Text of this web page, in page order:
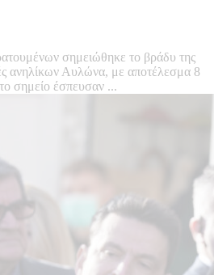
σημειώθηκε το βράδυ της
ανηλίκων Αυλώνα, με αποτέλεσμα 8
σημείο έσπευσαν ...